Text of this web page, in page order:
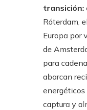
transición:
Róterdam,
Europa por
de
para
abarcan
captura y